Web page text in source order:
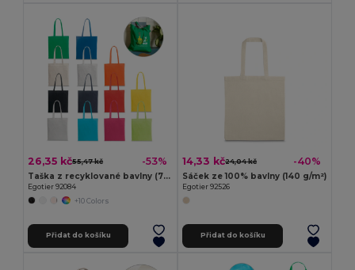
26,35 kč55,47 kč -53%
Taška z recyklované bavlny (70%) a polyesteru (30% rPET) (180 g/m²)
Egotier 92084
+10 Colors
Přidat do košíku
14,33 kč24,04 kč -40%
Sáček ze 100% bavlny (140 g/m²)
Egotier 92526
Přidat do košíku